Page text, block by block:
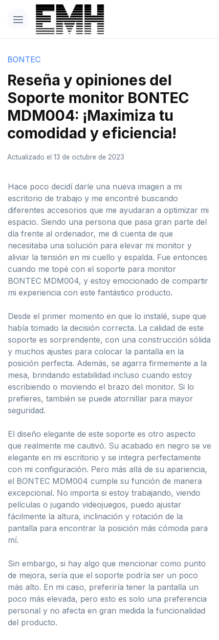
BONTEC
Reseña y opiniones del
Soporte monitor BONTEC
MDM004: ¡Maximiza tu
comodidad y eficiencia!
Actualizado el 13 de octubre de 2023
Hace poco decidí darle una nueva imagen a mi
escritorio de trabajo y me encontré buscando
diferentes accesorios que me ayudaran a optimizar mi
espacio. Siendo una persona que pasa gran parte del
día frente al ordenador, me di cuenta de que
necesitaba una solución para elevar mi monitor y
aliviar la tensión en mi cuello y espalda. Fue entonces
cuando me topé con el soporte para monitor
BONTEC MDM004, y estoy emocionado de compartir
mi experiencia con este fantástico producto.
Desde el primer momento en que lo instalé, supe que
había tomado la decisión correcta. La calidad de este
soporte es sorprendente, con una construcción sólida
y muchos ajustes para colocar la pantalla en la
posición perfecta. Además, se agarra firmemente a la
mesa, brindando estabilidad incluso cuando estoy
escribiendo o moviendo el brazo del monitor. Si lo
prefieres, también se puede atornillar para mayor
seguridad.
El diseño elegante de este soporte es otro aspecto
que realmente me cautivó. Su acabado en negro se ve
elegante en mi escritorio y se integra perfectamente
con mi configuración. Pero más allá de su apariencia,
el BONTEC MDM004 cumple su función de manera
excepcional. No importa si estoy trabajando, viendo
películas o jugando videojuegos, puedo ajustar
fácilmente la altura, inclinación y rotación de la
pantalla para encontrar la posición más cómoda para
mí.
Sin embargo, si hay algo que mencionar como punto
de mejora, sería que el soporte podría ser un poco
más alto. En mi caso, preferiría tener la pantalla un
poco más elevada, pero esto es solo una preferencia
personal y no afecta en gran medida la funcionalidad
del producto.